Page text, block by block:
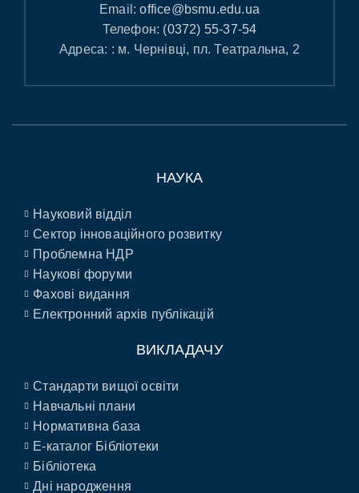
Email:office@bsmu.edu.ua
Телефон: (0372) 55-37-54
Адреса: : м. Чернівці, пл. Театральна, 2
НАУКА
Науковий відділ
Сектор інноваційного розвитку
Проблемна НДР
Наукові форуми
Фахові видання
Електронний архів публікацій
ВИКЛАДАЧУ
Стандарти вищої освіти
Навчальні плани
Нормативна база
E-каталог Бібліотеки
Бібліотека
Дні народження